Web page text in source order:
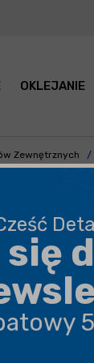
OKLEJANIE
Zewnętrznych
pędzla
się średnio